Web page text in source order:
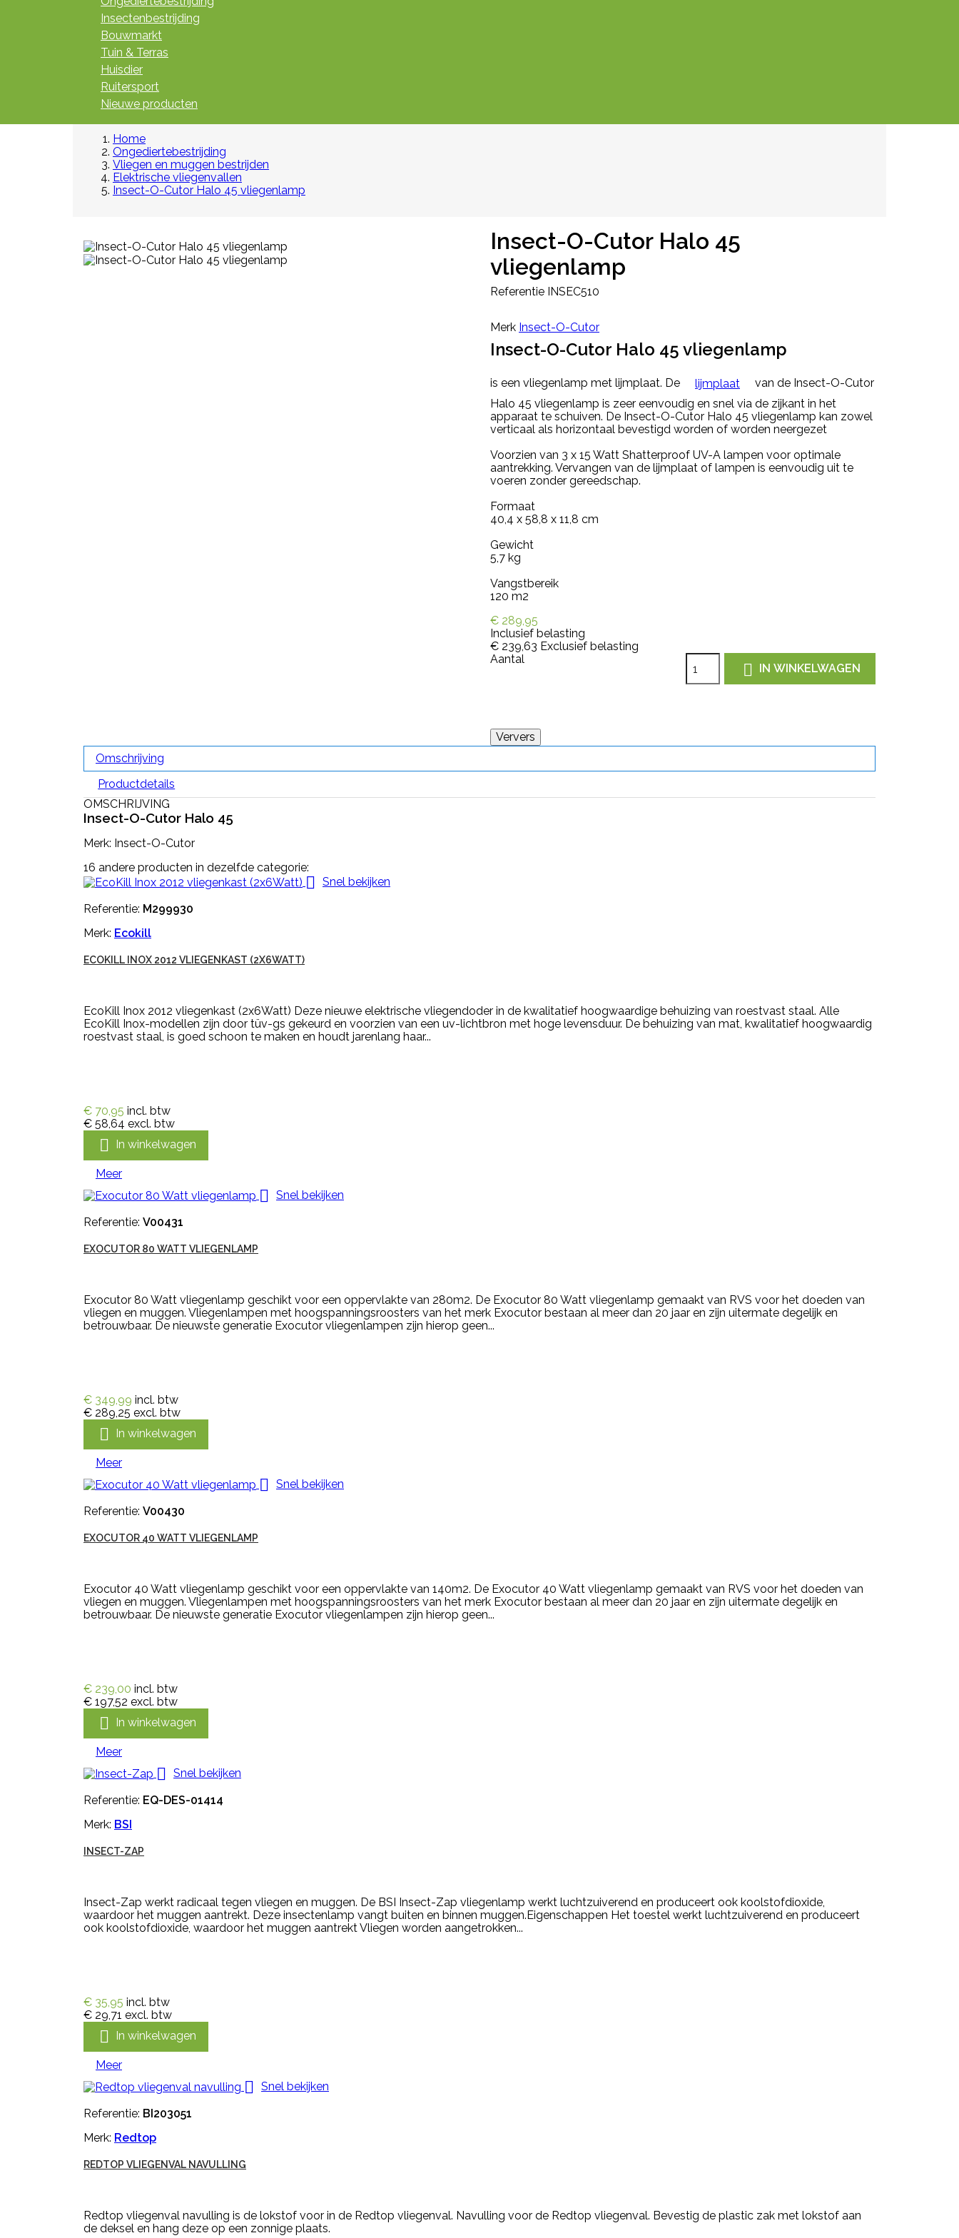
Insectenbestrijding
Bouwmarkt
Tuin & Terras
Huisdier
Ruitersport
Nieuwe producten
Home
Ongediertebestrijding
Vliegen en muggen bestrijden
Elektrische vliegenvallen
Insect-O-Cutor Halo 45 vliegenlamp
Insect-O-Cutor Halo 45
vliegenlamp
Referentie INSEC510
Merk Insect-O-Cutor
Insect-O-Cutor Halo 45 vliegenlamp
is een vliegenlamp met lijmplaat. De lijmplaat
van de Insect-O-Cutor
Halo 45 vliegenlamp is zeer eenvoudig en snel via de zijkant in het
apparaat te schuiven. De Insect-O-Cutor Halo 45 vliegenlamp kan zowel
verticaal als horizontaal bevestigd worden of worden neergezet
Voorzien van 3 x 15 Watt Shatterproof UV-A lampen voor optimale
aantrekking. Vervangen van de lijmplaat of lampen is eenvoudig uit te
voeren zonder gereedschap.
Formaat
40,4 x 58,8 x 11,8 cm
Gewicht
5,7 kg
Vangstbereik
120 m2
€ 289,95
Inclusief belasting
€ 239,63 Exclusief belasting
Aantal
 IN WINKELWAGEN
Omschrijving
Productdetails
OMSCHRIJVING
Insect-O-Cutor Halo 45
Merk: Insect-O-Cutor
16 andere producten in dezelfde categorie:
 Snel bekijken
Referentie: M299930
Merk: Ecokill
ECOKILL INOX 2012 VLIEGENKAST (2X6WATT)
EcoKill Inox 2012 vliegenkast (2x6Watt) Deze nieuwe elektrische vliegendoder in de kwalitatief hoogwaardige behuizing van roestvast staal. Alle
EcoKill Inox-modellen zijn door tüv-gs gekeurd en voorzien van een uv-lichtbron met hoge levensduur. De behuizing van mat, kwalitatief hoogwaardig
roestvast staal, is goed schoon te maken en houdt jarenlang haar...
€ 70,95 incl. btw
€ 58,64 excl. btw
 In winkelwagen
Meer
 Snel bekijken
Referentie: V00431
EXOCUTOR 80 WATT VLIEGENLAMP
Exocutor 80 Watt vliegenlamp geschikt voor een oppervlakte van 280m2. De Exocutor 80 Watt vliegenlamp gemaakt van RVS voor het doeden van
vliegen en muggen. Vliegenlampen met hoogspanningsroosters van het merk Exocutor bestaan al meer dan 20 jaar en zijn uitermate degelijk en
betrouwbaar. De nieuwste generatie Exocutor vliegenlampen zijn hierop geen...
€ 349,99 incl. btw
€ 289,25 excl. btw
 In winkelwagen
Meer
 Snel bekijken
Referentie: V00430
EXOCUTOR 40 WATT VLIEGENLAMP
Exocutor 40 Watt vliegenlamp geschikt voor een oppervlakte van 140m2. De Exocutor 40 Watt vliegenlamp gemaakt van RVS voor het doeden van
vliegen en muggen. Vliegenlampen met hoogspanningsroosters van het merk Exocutor bestaan al meer dan 20 jaar en zijn uitermate degelijk en
betrouwbaar. De nieuwste generatie Exocutor vliegenlampen zijn hierop geen...
€ 239,00 incl. btw
€ 197,52 excl. btw
 In winkelwagen
Meer
 Snel bekijken
Referentie: EQ-DES-01414
Merk: BSI
INSECT-ZAP
Insect-Zap werkt radicaal tegen vliegen en muggen. De BSI Insect-Zap vliegenlamp werkt luchtzuiverend en produceert ook koolstofdioxide,
waardoor het muggen aantrekt. Deze insectenlamp vangt buiten en binnen muggen.Eigenschappen Het toestel werkt luchtzuiverend en produceert
ook koolstofdioxide, waardoor het muggen aantrekt Vliegen worden aangetrokken...
€ 35,95 incl. btw
€ 29,71 excl. btw
 In winkelwagen
Meer
 Snel bekijken
Referentie: BI203051
Merk: Redtop
REDTOP VLIEGENVAL NAVULLING
Redtop vliegenval navulling is de lokstof voor in de Redtop vliegenval. Navulling voor de Redtop vliegenval. Bevestig de plastic zak met lokstof aan
de deksel en hang deze op een zonnige plaats.